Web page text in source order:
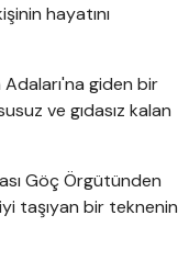
hayatını
Adaları'na giden bir
ve gıdasız kalan
Göç Örgütünden
taşıyan bir teknenin